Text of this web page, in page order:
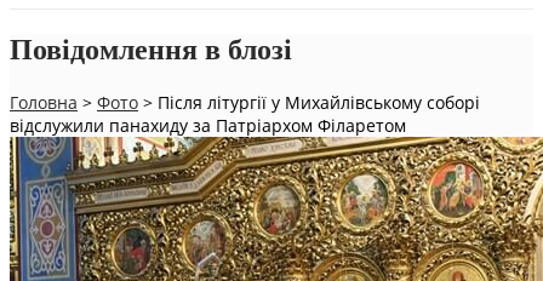
Повідомлення в блозі
Головна > Фото > Після літургії у Михайлівському соборі
відслужили панахиду за Патріархом Філаретом